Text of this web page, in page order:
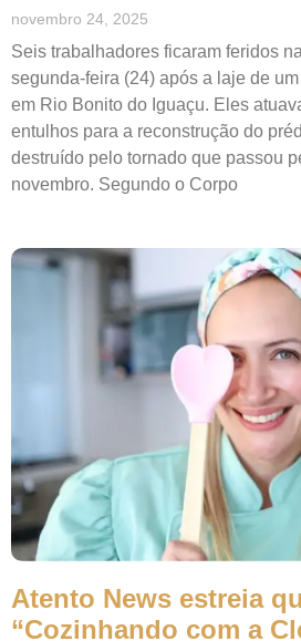
novembro 24, 2025
Seis trabalhadores ficaram feridos
segunda-feira (24) após a laje de
em Rio Bonito do Iguaçu. Eles
entulhos para a reconstrução do
destruído pelo tornado que passou
novembro. Segundo o Corpo
Atento News estreia
“Cozinhando com a